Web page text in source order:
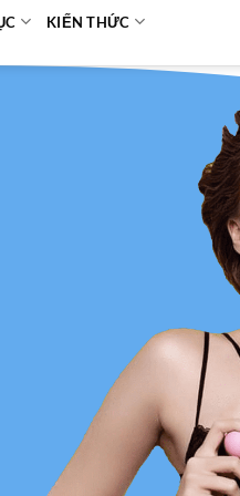
KIẾN THỨC